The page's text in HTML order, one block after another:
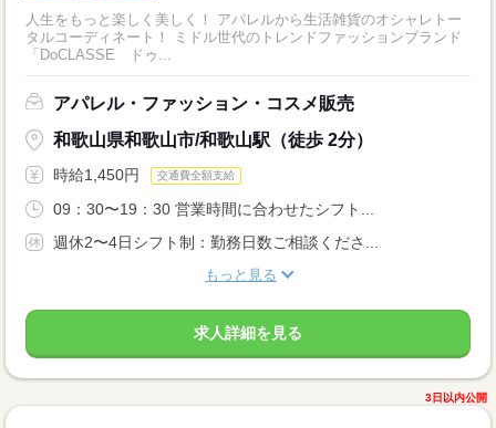
人生をもっと楽しく美しく！ アパレルから生活雑貨のオシャレトー
タルコーディネート！ ミドル世代のトレンドファッションブランド
「DoCLASSE ドゥ...
アパレル・ファッション・コスメ販売
和歌山県和歌山市/和歌山駅（徒歩 2分）
時給1,450円 交通費全額支給
09：30〜19：30 営業時間に合わせたシフト...
週休2〜4日シフト制：勤務日数ご相談くださ...
もっと見る
求人詳細を見る
3日以内公開